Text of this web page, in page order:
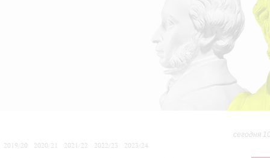
сегодня
2019/20
2020/21 2021/22 2022/23
2023/24